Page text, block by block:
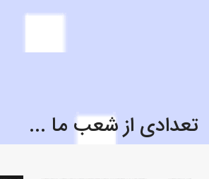
تعدادی از شعب ما ...
قالیشویی محدوده کلاهدوز ۲۲۴۷۵۶۳۷